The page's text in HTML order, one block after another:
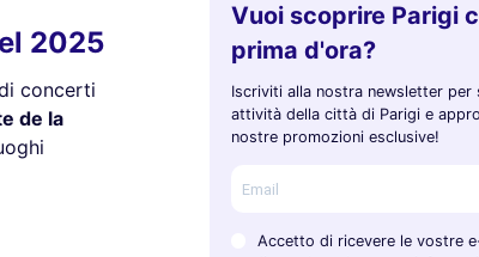
2025
concerti
de la
Vuoi scoprire Parigi
prima d'ora?
Iscriviti alla nostra newsletter per
attività della città di Parigi e
nostre promozioni esclusive!
Accetto di ricevere le vostre